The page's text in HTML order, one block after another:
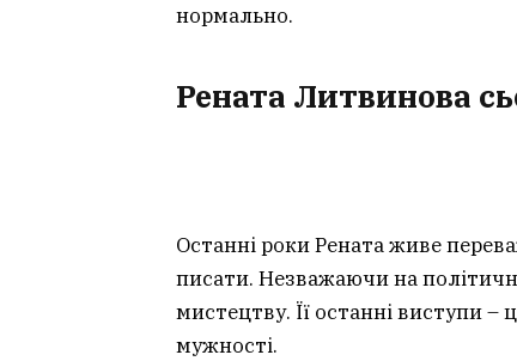
нормально.
Рената Литвинова
Останні роки Рената живе
писати. Незважаючи на
мистецтву. Її останні виступи
мужності.